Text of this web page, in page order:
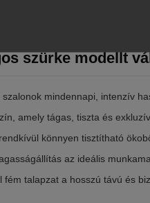
szürke modellt
mindennapi, intenzív
amely tágas, tiszta és
könnyen tisztítható
az ideális
fém talapzat a hosszú távú és